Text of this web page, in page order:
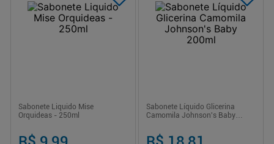
Sabonete Liquido Mise
Orquideas - 250ml
Sabonete Líquido Glicerina
Camomila Johnson's Baby